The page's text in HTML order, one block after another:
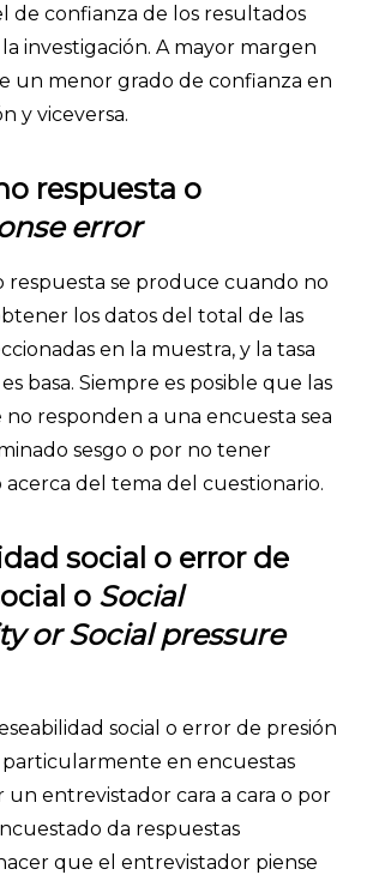
NPS
recursos humanos
artificial
de mercados
encuestas
de confianza de los resultados
investigación. A mayor margen
un menor grado de confianza en
y viceversa.
respuesta o
error
respuesta se produce cuando no
los datos del total de las
en la muestra, y la tasa
basa. Siempre es posible que las
no responden a una encuesta sea
sesgo o por no tener
del tema del cuestionario.
social o error de
o Social
or Social pressure
social o error de presión
particularmente en encuestas
un entrevistador cara a cara o por
da respuestas
que el entrevistador piense